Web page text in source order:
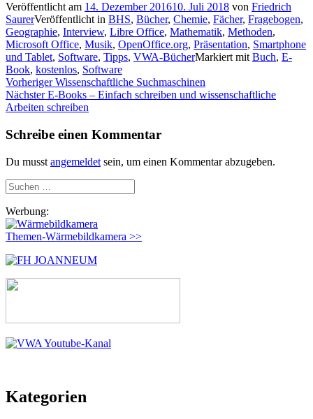
Veröffentlicht am 14. Dezember 201610. Juli 2018 von Friedrich
SaurerVeröffentlicht in BHS, Bücher, Chemie, Fächer, Fragebogen,
Geographie, Interview, Libre Office, Mathematik, Methoden,
Microsoft Office, Musik, OpenOffice.org, Präsentation, Smartphone
und Tablet, Software, Tipps, VWA-BücherMarkiert mit Buch, E-
Book, kostenlos, Software
Beitragsnavigation
Vorheriger Vorheriger
Beitrag:
Wissenschaftliche Suchmaschinen
Nächster Nächster
Beitrag:
E-Books – Einfach schreiben und wissenschaftliche
Arbeiten schreiben
Schreibe einen Kommentar
Du musst angemeldet sein, um einen Kommentar abzugeben.
Suchen
nach:
Werbung:
Themen-Wärmebildkamera >>
Kategorien